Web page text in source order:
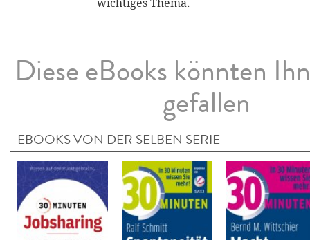
wichtiges Thema.
Diese eBooks könnten
gefallen
EBOOKS VON DER SELBEN SERIE